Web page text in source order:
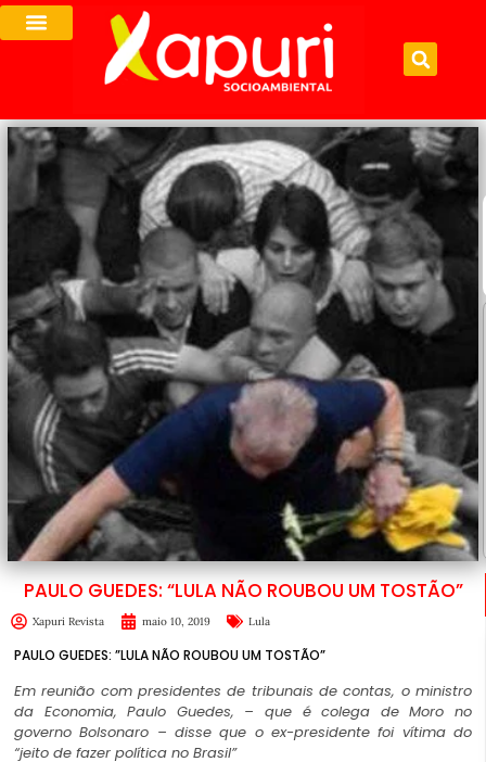
PAULO GUEDES: “LULA NÃO ROUBOU UM TOSTÃO”
Xapuri Revista maio 10, 2019 Lula
PAULO GUEDES: ”LULA NÃO ROUBOU UM TOSTÃO”
Em reunião com presidentes de tribunais de contas, o ministro
da Economia, Paulo Guedes, – que é colega de Moro no
governo Bolsonaro – disse que o ex-presidente foi vítima do
“jeito de fazer política no Brasil”